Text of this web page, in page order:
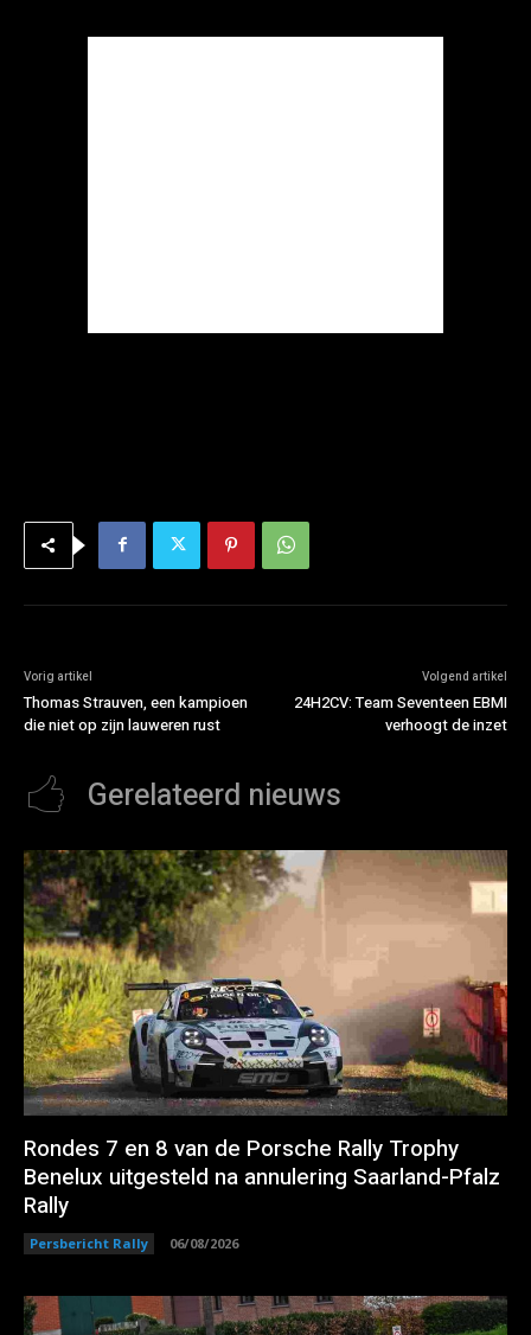
Vorig artikel
Thomas Strauven, een kampioen
die niet op zijn lauweren rust
Volgend artikel
24H2CV: Team Seventeen EBMI
verhoogt de inzet
Gerelateerd nieuws
Rondes 7 en 8 van de Porsche Rally Trophy
Benelux uitgesteld na annulering Saarland-Pfalz
Rally
Persbericht Rally 06/08/2026